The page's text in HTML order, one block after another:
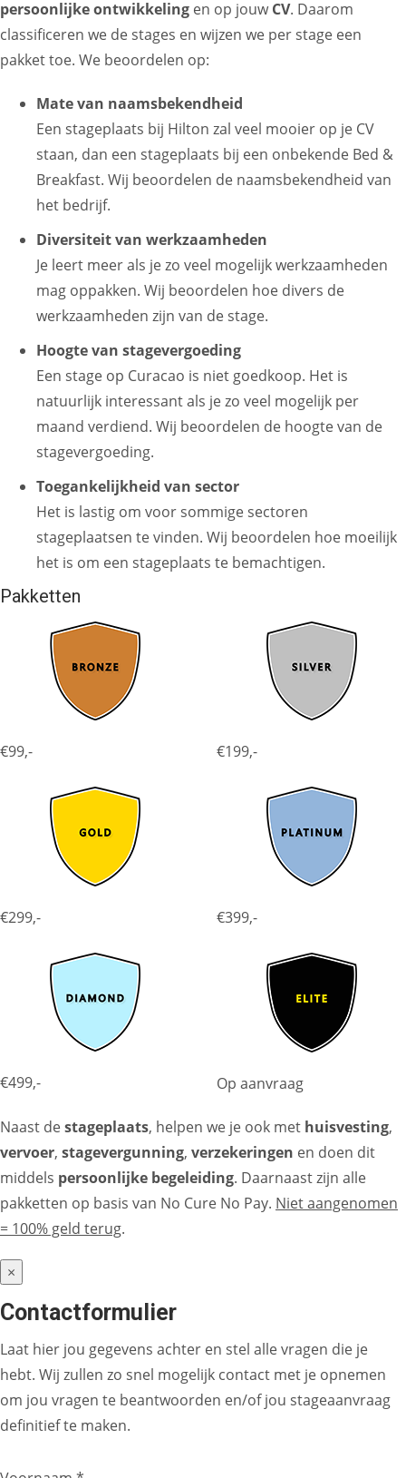
persoonlijke ontwikkeling en op jouwCV. Daarom
classificeren we de stages en wijzen we per stage een
pakket toe. We beoordelen op:
Mate van naamsbekendheid
Een stageplaats bij Hilton zal veel mooier op je CV
staan, dan een stageplaats bij een onbekende Bed &
Breakfast. Wij beoordelen de naamsbekendheid van
het bedrijf.
Diversiteit van werkzaamheden
Je leert meer als je zo veel mogelijk werkzaamheden
mag oppakken. Wij beoordelen hoe divers de
werkzaamheden zijn van de stage.
Hoogte van stagevergoeding
Een stage op Curacao is niet goedkoop. Het is
natuurlijk interessant als je zo veel mogelijk per
maand verdiend. Wij beoordelen de hoogte van de
stagevergoeding.
Toegankelijkheid van sector
Het is lastig om voor sommige sectoren
stageplaatsen te vinden. Wij beoordelen hoe moeilijk
het is om een stageplaats te bemachtigen.
Pakketten
€99,- €199,-
€299,- €399,-
€499,- Op aanvraag
Naast destageplaats, helpen we je ook met huisvesting,
vervoer, stagevergunning, verzekeringen en doen dit
middels persoonlijke begeleiding. Daarnaast zijn alle
pakketten op basis van No Cure No Pay. Niet aangenomen
= 100% geld terug.
×
Contactformulier
Laat hier jou gegevens achter en stel alle vragen die je
hebt. Wij zullen zo snel mogelijk contact met je opnemen
om jou vragen te beantwoorden en/of jou stageaanvraag
definitief te maken.